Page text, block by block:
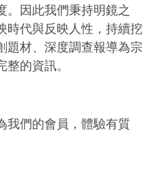
。因此我們秉持明鏡之
時代與反映人性，持續挖
題材、深度調查報導為宗
的資訊。
我們的會員，體驗有質